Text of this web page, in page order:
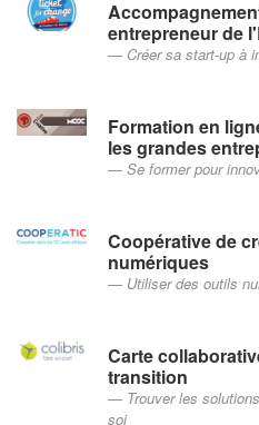
entrepreneur de
Créer sa start-up à
Formation en
les grandes
Se former pour
Coopérative de
numériques
Utiliser des outils
Carte
transition
Trouver les
soi